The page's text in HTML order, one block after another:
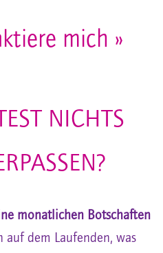
mich »
NICHTS
monatlichen Botschaften
dem Laufenden, was